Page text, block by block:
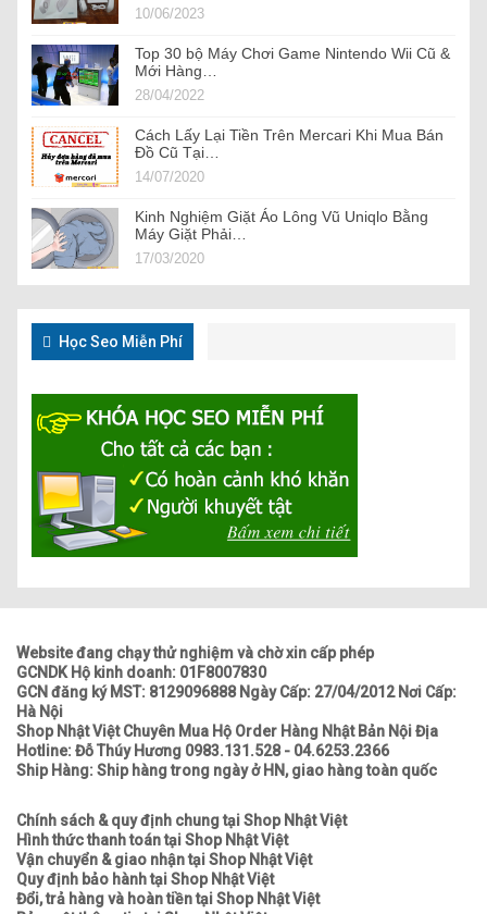
10/06/2023
Top 30 bộ Máy Chơi Game Nintendo Wii Cũ &
Mới Hàng…
28/04/2022
Cách Lấy Lại Tiền Trên Mercari Khi Mua Bán
Đồ Cũ Tại…
14/07/2020
Kinh Nghiệm Giặt Áo Lông Vũ Uniqlo Bằng
Máy Giặt Phải…
17/03/2020
Học Seo Miễn Phí
Website đang chạy thử nghiệm và chờ xin cấp phép
GCNDK Hộ kinh doanh: 01F8007830
GCN đăng ký MST: 8129096888 Ngày Cấp: 27/04/2012 Nơi Cấp:
Hà Nội
Shop Nhật Việt Chuyên Mua Hộ Order Hàng Nhật Bản Nội Địa
Hotline: Đỗ Thúy Hương 0983.131.528 - 04.6253.2366
Ship Hàng: Ship hàng trong ngày ở HN, giao hàng toàn quốc
Chính sách & quy định chung tại Shop Nhật Việt
Hình thức thanh toán tại Shop Nhật Việt
Vận chuyển & giao nhận tại Shop Nhật Việt
Quy định bảo hành tại Shop Nhật Việt
Đổi, trả hàng và hoàn tiền tại Shop Nhật Việt